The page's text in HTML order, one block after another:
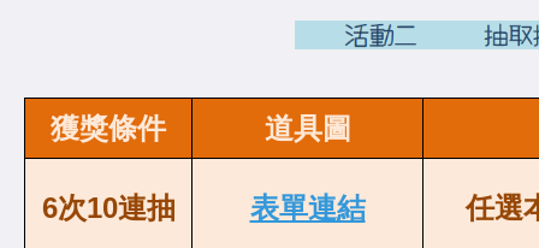
獲獎條件 道具圖
6次10連抽 表單連結 任選